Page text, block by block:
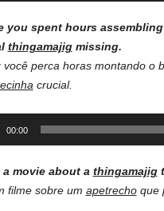
you spent hours
thingamajigmissing.
você perca horas montando o
crucial.
00:00
a movie about a thingamajig
filme sobre um apetrechoque